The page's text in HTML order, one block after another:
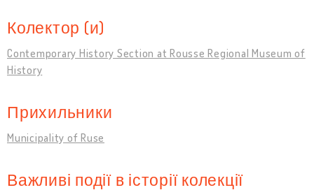
Колектор (и)
Contemporary History Section at Rousse Regional Museum of
History
Прихильники
Municipality of Ruse
Важливі події в історії колекції